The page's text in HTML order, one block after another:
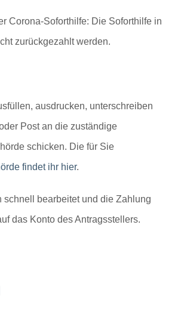
Corona-Soforthilfe: Die Soforthilfe in
zurückgezahlt werden.
ausdrucken, unterschreiben
Post an die zuständige
schicken. Die für Sie
findet ihr hier.
schnell bearbeitet und die Zahlung
das Konto des Antragsstellers.